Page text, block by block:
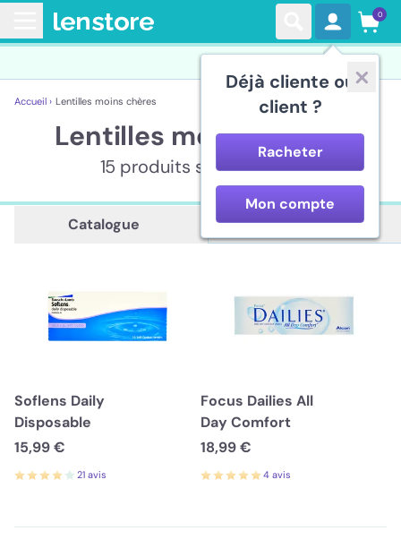
Déjà cliente ou
client ?
Racheter
Mon compte
0
Accueil › Lentilles moins chères
Lentilles moins chères
15 produits sont affichés
Catalogue Description
Soflens Daily
Disposable
15,99 €
21 avis
Focus Dailies All
Day Comfort
18,99 €
4 avis